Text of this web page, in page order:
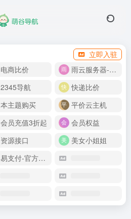
立即入驻
电商比价
雨云服务器-新人首月 5 折
2345导航
快递比价
本主题购买
平价云主机
会员充值3折起
会员权益
资源接口
美女小姐姐
易支付-官方网站